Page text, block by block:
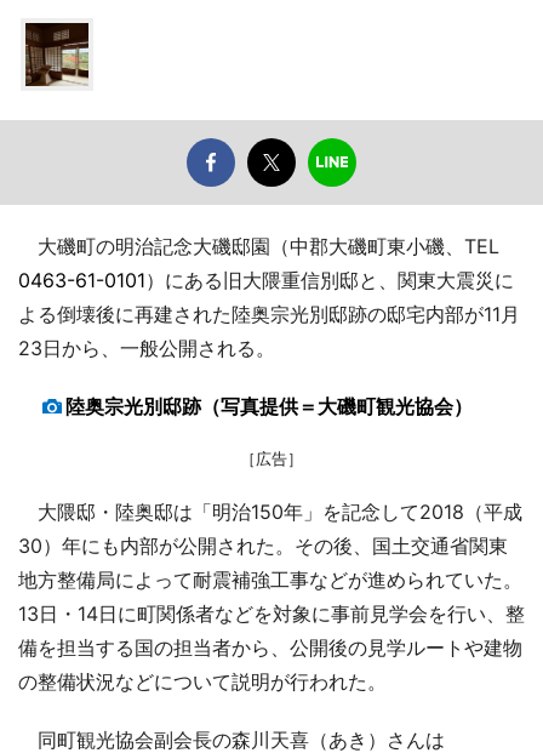
大磯町の明治記念大磯邸園（中郡大磯町東小磯、TEL
0463-61-0101）にある旧大隈重信別邸と、関東大震災に
よる倒壊後に再建された陸奥宗光別邸跡の邸宅内部が11月
23日から、一般公開される。
陸奥宗光別邸跡（写真提供＝大磯町観光協会）
［広告］
大隈邸・陸奥邸は「明治150年」を記念して2018（平成
30）年にも内部が公開された。その後、国土交通省関東
地方整備局によって耐震補強工事などが進められていた。
13日・14日に町関係者などを対象に事前見学会を行い、整
備を担当する国の担当者から、公開後の見学ルートや建物
の整備状況などについて説明が行われた。
同町観光協会副会長の森川天喜（あき）さんは